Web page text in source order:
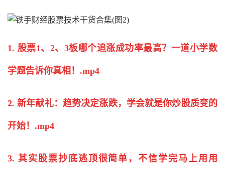
1. 股票1、2、3板哪个追涨成功率最高？一道小学数
学题告诉你真相！.mp4
2. 新年献礼：趋势决定涨跌，学会就是你炒股质变的
开始！.mp4
3. 其实股票抄底逃顶很简单，不信学完马上用用